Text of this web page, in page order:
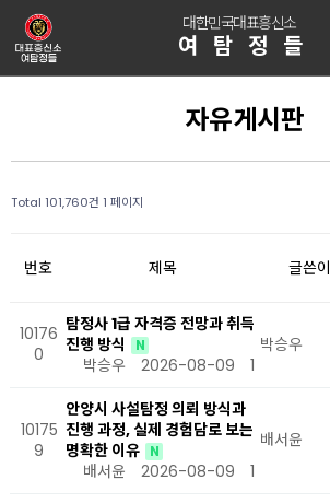
대한민국대표흥신소
여탐정들
자유게시판
Total 101,760건 1 페이지
번호 제목 글쓴이
10176
0
탐정사 1급 자격증 전망과 취득
진행 방식
N
박승우 2026-08-09 1
박승우
10175
9
안양시 사설탐정 의뢰 방식과
진행 과정, 실제 경험담로 보는
명확한 이유
N
배서윤 2026-08-09 1
배서윤